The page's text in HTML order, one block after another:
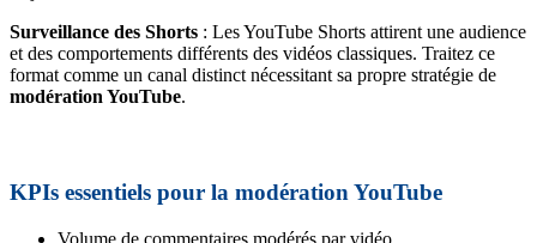
Surveillance des Shorts : Les YouTube Shorts attirent une audience
et des comportements différents des vidéos classiques. Traitez ce
format comme un canal distinct nécessitant sa propre stratégie de
modération YouTube.
KPIs essentiels pour la modération YouTube
Volume de commentaires modérés par vidéo